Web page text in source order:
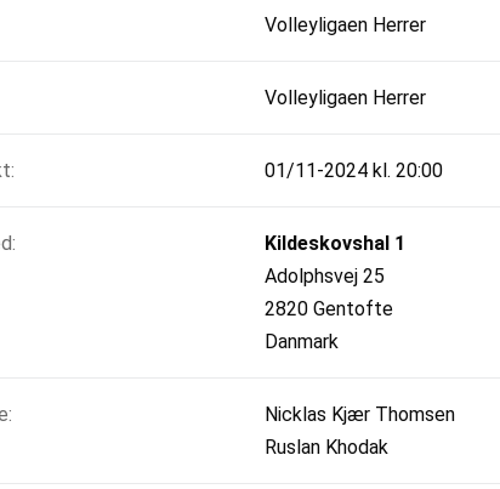
Volleyligaen Herrer
Volleyligaen Herrer
01/11-2024 kl. 20:00
Kildeskovshal 1
Adolphsvej 25
2820 Gentofte
Danmark
Nicklas Kjær Thomsen
Ruslan Khodak